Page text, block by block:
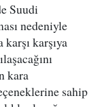
Suudi
nedeniyle
karşıya
kara
sahip